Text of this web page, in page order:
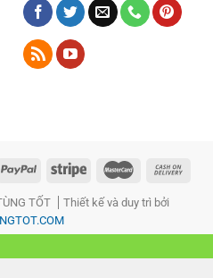
TỐT
Thiết kế và duy trì bởi